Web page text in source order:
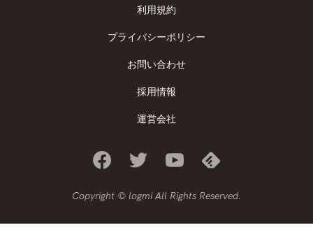
利用規約
プライバシーポリシー
お問い合わせ
採用情報
運営会社
Copyright © logmi All Rights Reserved.